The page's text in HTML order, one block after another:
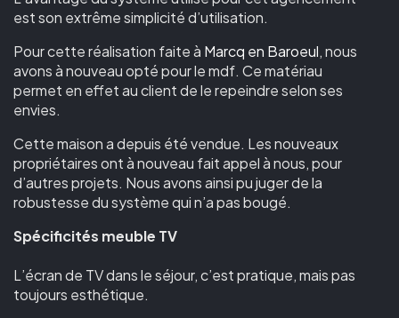
est son extrême simplicité d’utilisation.
Pour cette réalisation faite à Marcq en Baroeul, nous
avons à nouveau opté pour le mdf. Ce matériau
permet en effet au client de le repeindre selon ses
envies.
Cette maison a depuis été vendue. Les nouveaux
propriétaires ont à nouveau fait appel à nous, pour
d’autres projets. Nous avons ainsi pu juger de la
robustesse du système qui n’a pas bougé.
Spécificités meuble TV
L’écran de TV dans le séjour, c’est pratique, mais pas
toujours esthétique.